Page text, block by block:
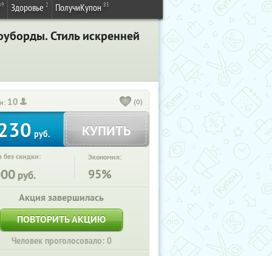
Здоровье 2 ПолучиКупон 85
Стиль искренней
10 (0)
руб. КУПИТЬ
без скидки:
руб.
Экономия:
95%
Акция завершилась
ПОВТОРИТЬ АКЦИЮ
Человек проголосовало: 0